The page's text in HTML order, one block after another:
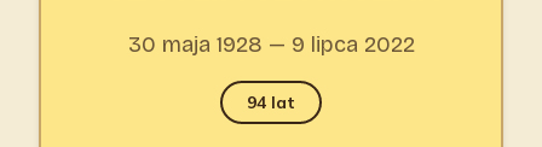
30 maja 1928 — 9 lipca 2022
94 lat